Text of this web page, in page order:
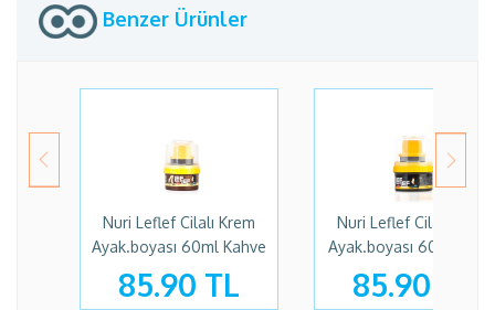
Benzer Ürünler
Nuri Leflef Cilalı Krem
Ayak.boyası 60ml Kahve
85.90 TL
Nuri Leflef Cilalı Krem
Ayak.boyası 60ml
85.90 TL